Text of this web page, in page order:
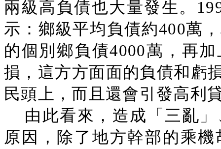
兩級高負債也大量發生。
示：鄉級平均負債約400萬
的個別鄉負債4000萬，再
損，這方方面面的負債和虧
民頭上，而且還會引發高利
由此看來，造成「三亂
原因，除了地方幹部的乘